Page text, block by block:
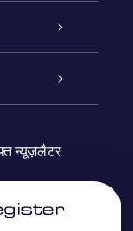
न्यूज़लैटर